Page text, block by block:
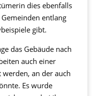
dies ebenfalls
entlang
gibt.
das Gebäude nach
auch einer
an der auch
Es wurde